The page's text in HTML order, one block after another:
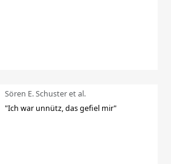
Sören E. Schuster et al.
"Ich war unnütz, das gefiel mir"